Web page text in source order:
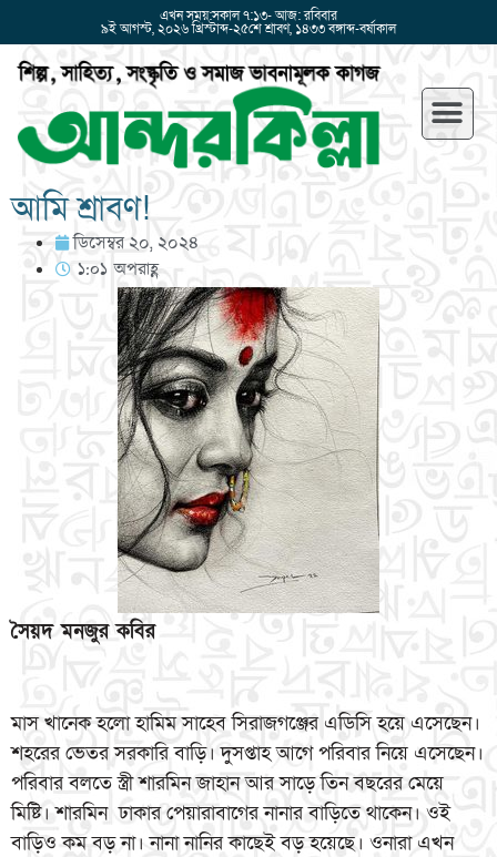
এখন সময়:সকাল ৭:১৩- আজ: রবিবার
৯ই আগস্ট, ২০২৬ খ্রিস্টাব্দ-২৫শে শ্রাবণ, ১৪৩৩ বঙ্গাব্দ-বর্ষাকাল
আমি শ্রাবণ!
ডিসেম্বর ২০, ২০২৪
১:০১ অপরাহ্ণ
সৈয়দ মনজুর কবির
মাস খানেক হলো হামিম সাহেব সিরাজগঞ্জের এডিসি হয়ে এসেছেন।
শহরের ভেতর সরকারি বাড়ি। দুসপ্তাহ আগে পরিবার নিয়ে এসেছেন।
পরিবার বলতে স্ত্রী শারমিন জাহান আর সাড়ে তিন বছরের মেয়ে
মিষ্টি। শারমিন ঢাকার পেয়ারাবাগের নানার বাড়িতে থাকেন। ওই
বাড়িও কম বড় না। নানা নানির কাছেই বড় হয়েছে। ওনারা এখন